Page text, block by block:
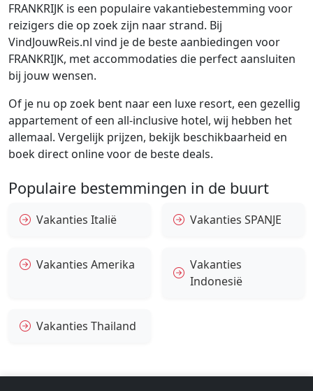
FRANKRIJK is een populaire vakantiebestemming voor
reizigers die op zoek zijn naar strand. Bij
VindJouwReis.nl vind je de beste aanbiedingen voor
FRANKRIJK, met accommodaties die perfect aansluiten
bij jouw wensen.
Of je nu op zoek bent naar een luxe resort, een gezellig
appartement of een all-inclusive hotel, wij hebben het
allemaal. Vergelijk prijzen, bekijk beschikbaarheid en
boek direct online voor de beste deals.
Populaire bestemmingen in de buurt
Vakanties Italië Vakanties SPANJE
Vakanties Amerika
Vakanties
Indonesië
Vakanties Thailand